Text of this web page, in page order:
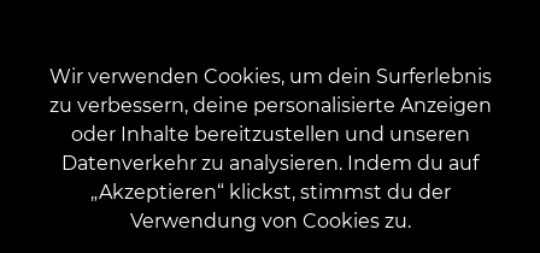
KONTAKT
Kontaktieren Sie uns: customers@vean-tattoo.de
Zusammenarbeit: marketing.veantattoo@gmail.com
Wir verwenden Cookies, um dein Surferlebnis
zu verbessern, deine personalisierte Anzeigen
oder Inhalte bereitzustellen und unseren
Datenverkehr zu analysieren. Indem du auf
„Akzeptieren“ klickst, stimmst du der
Verwendung von Cookies zu.